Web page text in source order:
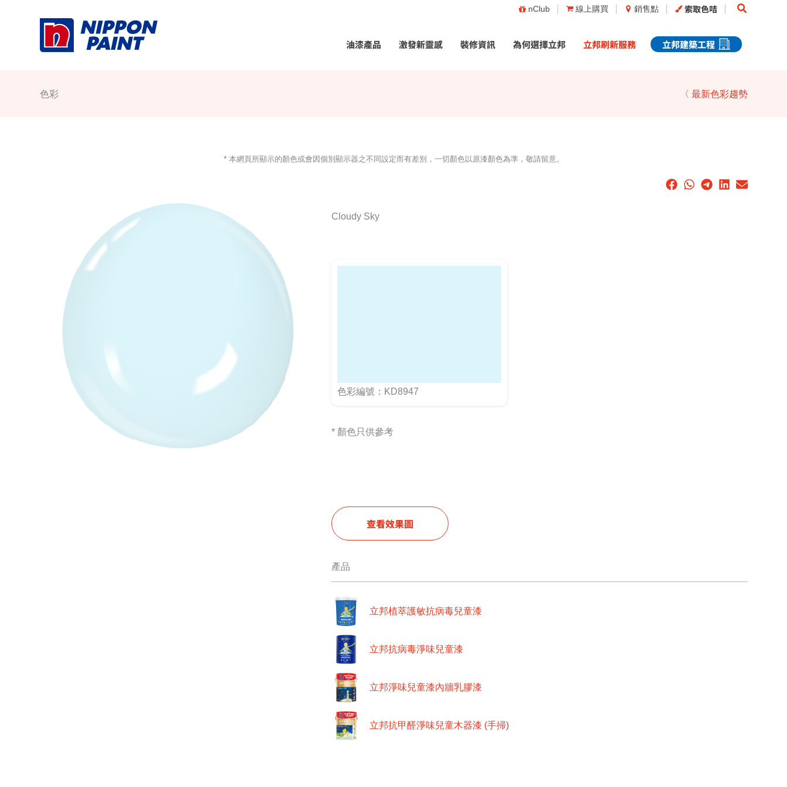
nClub 線上購買 銷售點 索取色咭 Search
油漆產品 激發新靈感 裝修資訊 為何選擇立邦 立邦刷新服務 立邦建築工程
色彩 〈 最新色彩趨勢
* 本網頁所顯示的顏色或會因個別顯示器之不同設定而有差別，一切顏色以原漆顏色為準，敬請留意。
Cloudy Sky
色彩編號：KD8947
* 顏色只供參考
查看效果圖
產品
立邦植萃護敏抗病毒兒童漆
立邦抗病毒淨味兒童漆
立邦淨味兒童漆內牆乳膠漆
立邦抗甲醛淨味兒童木器漆 (手掃)